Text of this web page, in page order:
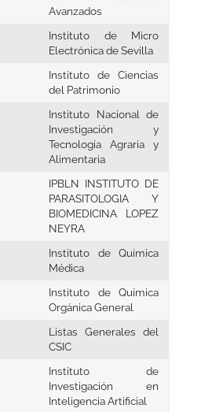
Avanzados
Instituto de Micro
Electrónica de Sevilla
Instituto de Ciencias
del Patrimonio
Instituto Nacional de
Investigación y
Tecnología Agraria y
Alimentaria
IPBLN INSTITUTO DE
PARASITOLOGIA Y
BIOMEDICINA LOPEZ
NEYRA
Instituto de Química
Médica
Instituto de Química
Orgánica General
Listas Generales del
CSIC
Instituto de
Investigación en
Inteligencia Artificial